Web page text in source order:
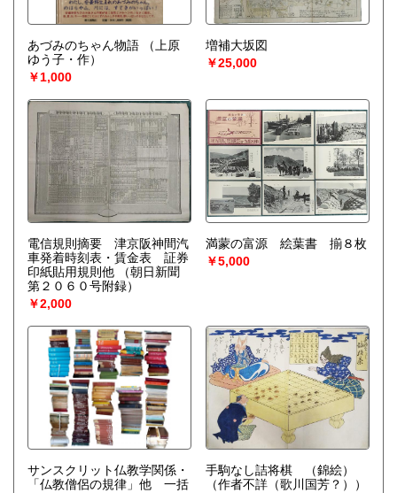
あづみのちゃん物語
（上原
ゆう子・作）
￥1,000
増補大坂図
￥25,000
電信規則摘要 津京阪神間汽
車発着時刻表・賃金表 証券
印紙貼用規則他
（朝日新聞
第２０６０号附録）
￥2,000
満蒙の富源 絵葉書 揃８枚
￥5,000
サンスクリット仏教学関係・
「仏教僧侶の規律」他 一括
手駒なし詰将棋 （錦絵）
（作者不詳（歌川国芳？））